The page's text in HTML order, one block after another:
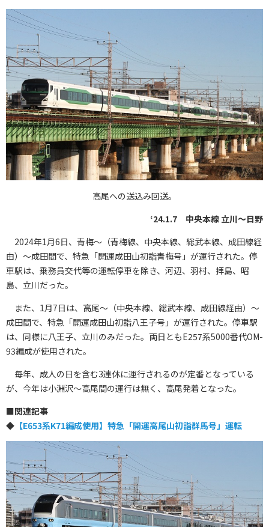
高尾への送込み回送。
‘24.1.7 中央本線 立川～日野
2024年1月6日、青梅～（青梅線、中央本線、総武本線、成田線経
由）～成田間で、特急「開運成田山初詣青梅号」が運行された。停
車駅は、乗務員交代等の運転停車を除き、河辺、羽村、拝島、昭
島、立川だった。
また、1月7日は、高尾～（中央本線、総武本線、成田線経由）～
成田間で、特急「開運成田山初詣八王子号」が運行された。停車駅
は、同様に八王子、立川のみだった。両日ともE257系5000番代OM-
93編成が使用された。
毎年、成人の日を含む3連休に運行されるのが定番となっている
が、今年は小淵沢～高尾間の運行は無く、高尾発着となった。
■関連記事
◆ 【E653系K71編成使用】特急「開運高尾山初詣群馬号」運転